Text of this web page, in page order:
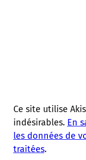
Ce site utilise
indésirables. En
les données de
traitées.